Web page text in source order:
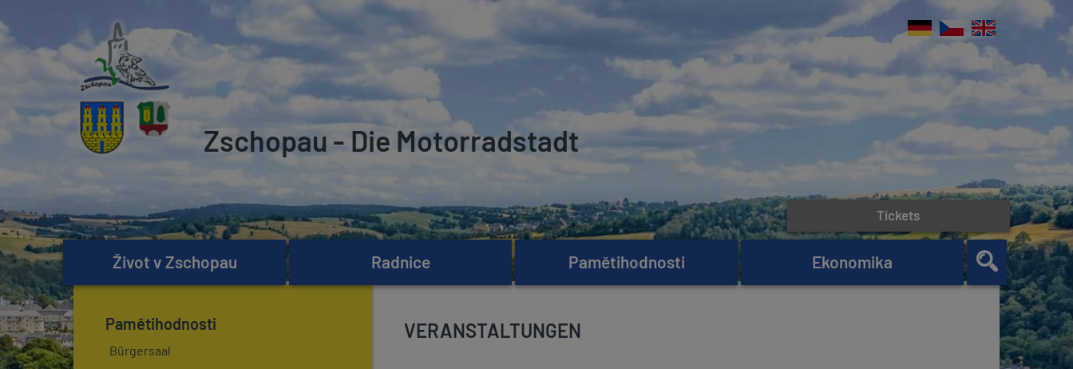
Zschopau - Die Motorradstadt
Život v Zschopau Radnice Pamětihodnosti Ekonomika
Tickets
Pamětihodnosti
Bürgersaal
VERANSTALTUNGEN